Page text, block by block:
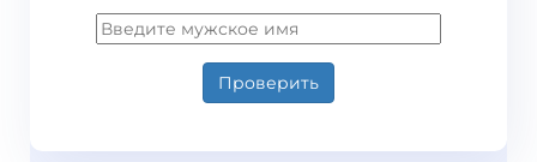
Проверить